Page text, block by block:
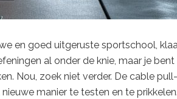
en goed uitgeruste sportschool,
al onder de knie, maar je
Nou, zoek niet verder. De cable
manier te testen en te